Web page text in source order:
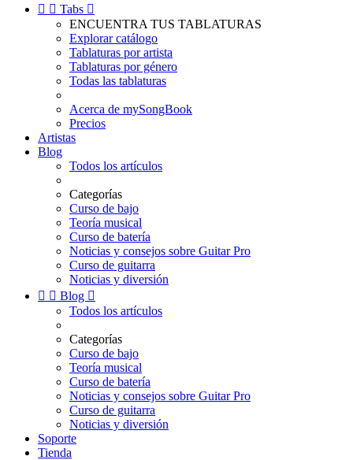
  Tabs 
ENCUENTRA TUS TABLATURAS
Explorar catálogo
Tablaturas por artista
Tablaturas por género
Todas las tablaturas
Acerca de mySongBook
Precios
Artistas
Blog
Todos los artículos
Categorías
Curso de bajo
Teoría musical
Curso de batería
Noticias y consejos sobre Guitar Pro
Curso de guitarra
Noticias y diversión
  Blog 
Todos los artículos
Categorías
Curso de bajo
Teoría musical
Curso de batería
Noticias y consejos sobre Guitar Pro
Curso de guitarra
Noticias y diversión
Soporte
Tienda